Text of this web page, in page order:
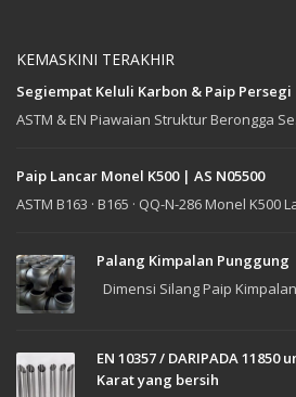
KEMASKINI TERAKHIR
Segiempat Keluli Karbon & Paip Persegi
ASTM & EN Piawaian Struktur Berongga
Paip Lancar Monel K500 | AS N05500
ASTM B163 · B165 · QQ-N-286 Monel K500
Palang Kimpalan Punggung
Dimensi Silang Paip
EN 10357 / DARIPADA
Karat yang bersih